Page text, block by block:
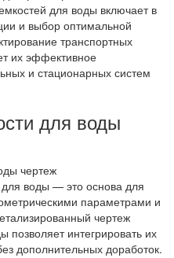
для воды включает в
и выбор оптимальной
транспортных
их эффективное
и стационарных систем
для воды
воды — это основа для
параметрами и
чертеж
позволяет интегрировать их
дополнительных доработок.